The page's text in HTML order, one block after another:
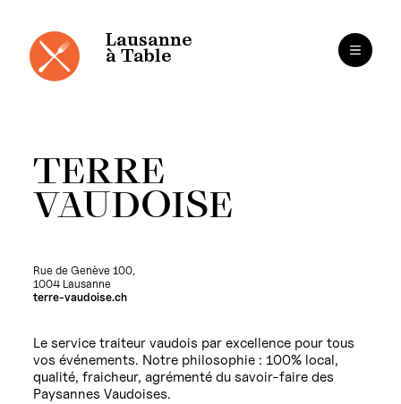
Lausanne
à Table
TERRE
VAUDOISE
Rue de Genève 100,
1004 Lausanne
terre-vaudoise.ch
Le service traiteur vaudois par excellence pour tous
vos événements. Notre philosophie : 100% local,
qualité, fraicheur, agrémenté du savoir-faire des
Paysannes Vaudoises.